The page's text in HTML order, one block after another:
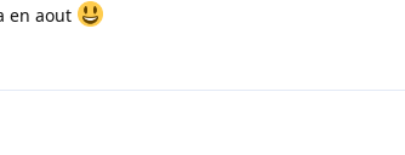
en aout